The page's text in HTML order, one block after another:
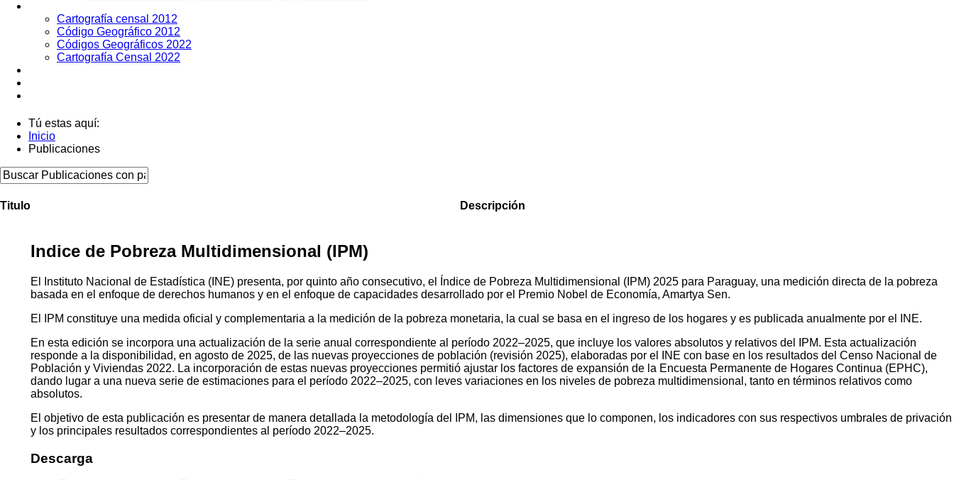
Cartografía censal 2012
Código Geográfico 2012
Códigos Geográficos 2022
Cartografía Censal 2022
Tú estas aquí:
Inicio
Publicaciones
Titulo Descripción
Indice de Pobreza Multidimensional (IPM)
El Instituto Nacional de Estadística (INE) presenta, por quinto año consecutivo, el Índice de Pobreza Multidimensional (IPM) 2025 para Paraguay, una medición directa de la pobreza
basada en el enfoque de derechos humanos y en el enfoque de capacidades desarrollado por el Premio Nobel de Economía, Amartya Sen.
El IPM constituye una medida oficial y complementaria a la medición de la pobreza monetaria, la cual se basa en el ingreso de los hogares y es publicada anualmente por el INE.
En esta edición se incorpora una actualización de la serie anual correspondiente al período 2022–2025, que incluye los valores absolutos y relativos del IPM. Esta actualización
responde a la disponibilidad, en agosto de 2025, de las nuevas proyecciones de población (revisión 2025), elaboradas por el INE con base en los resultados del Censo Nacional de
Población y Viviendas 2022. La incorporación de estas nuevas proyecciones permitió ajustar los factores de expansión de la Encuesta Permanente de Hogares Continua (EPHC),
dando lugar a una nueva serie de estimaciones para el período 2022–2025, con leves variaciones en los niveles de pobreza multidimensional, tanto en términos relativos como
absolutos.
El objetivo de esta publicación es presentar de manera detallada la metodología del IPM, las dimensiones que lo componen, los indicadores con sus respectivos umbrales de privación
y los principales resultados correspondientes al período 2022–2025.
Descarga